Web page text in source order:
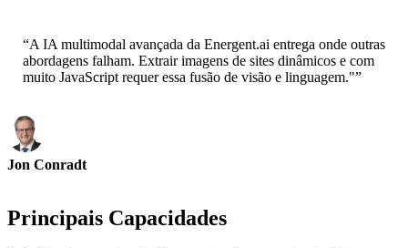
“A IA multimodal avançada da Energent.ai entrega onde outras
abordagens falham. Extrair imagens de sites dinâmicos e com
muito JavaScript requer essa fusão de visão e linguagem."”
Jon Conradt
Principais Capacidades